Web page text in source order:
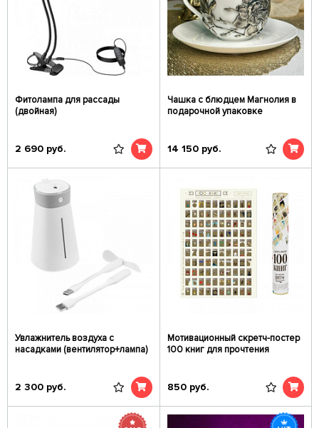
Фитолампа для рассады
(двойная)
2 690 руб.
Чашка с блюдцем Магнолия в
подарочной упаковке
14 150 руб.
Увлажнитель воздуха с
насадками (вентилятор+лампа)
2 300 руб.
Мотивационный скретч-постер
100 книг для прочтения
850 руб.